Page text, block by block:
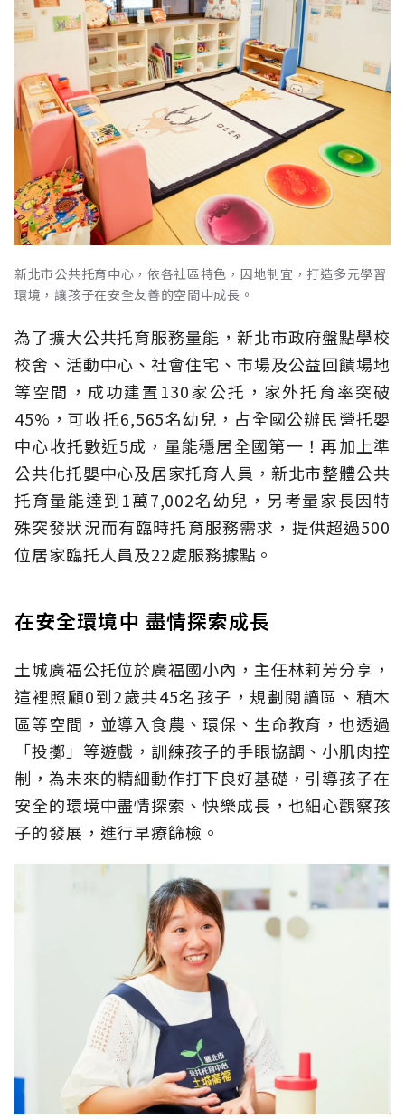
新北市公共托育中心，依各社區特色，因地制宜，打造多元學習
環境，讓孩子在安全友善的空間中成長。
為了擴大公共托育服務量能，新北市政府盤點學校
校舍、活動中心、社會住宅、市場及公益回饋場地
等空間，成功建置130家公托，家外托育率突破
45%，可收托6,565名幼兒，占全國公辦民營托嬰
中心收托數近5成，量能穩居全國第一！再加上準
公共化托嬰中心及居家托育人員，新北市整體公共
托育量能達到1萬7,002名幼兒，另考量家長因特
殊突發狀況而有臨時托育服務需求，提供超過500
位居家臨托人員及22處服務據點。
在安全環境中 盡情探索成長
土城廣福公托位於廣福國小內，主任林莉芳分享，
這裡照顧0到2歲共45名孩子，規劃閱讀區、積木
區等空間，並導入食農、環保、生命教育，也透過
「投擲」等遊戲，訓練孩子的手眼協調、小肌肉控
制，為未來的精細動作打下良好基礎，引導孩子在
安全的環境中盡情探索、快樂成長，也細心觀察孩
子的發展，進行早療篩檢。